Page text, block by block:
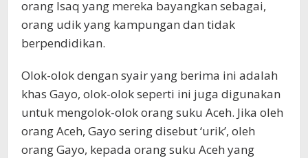
orang Isaq yang mereka bayangkan sebagai,
orang udik yang kampungan dan tidak
berpendidikan.
Olok-olok dengan syair yang berima ini adalah
khas Gayo, olok-olok seperti ini juga digunakan
untuk mengolok-olok orang suku Aceh. Jika oleh
orang Aceh, Gayo sering disebut ‘urik’, oleh
orang Gayo, kepada orang suku Aceh yang